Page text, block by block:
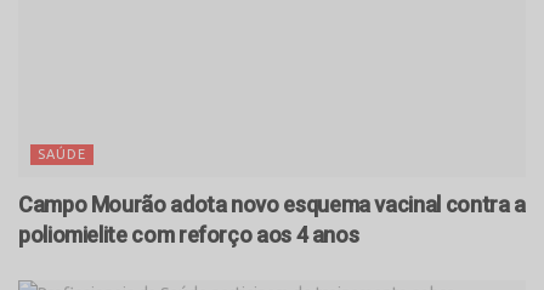
SAÚDE
Campo Mourão adota novo esquema vacinal contra a
poliomielite com reforço aos 4 anos